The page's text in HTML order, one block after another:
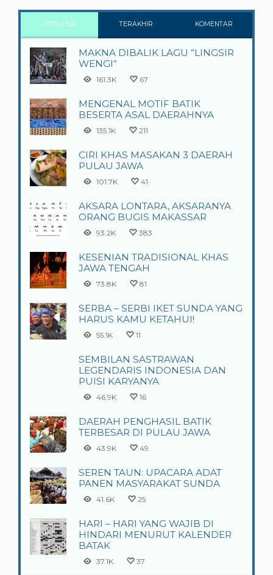
POPULER TERAKHIR KOMENTAR
MAKNA DIBALIK LAGU ”LINGSIR
WENGI”
161.3K 67
MENGENAL MOTIF BATIK
BESERTA ASAL DAERAHNYA
135.1K 211
CIRI KHAS MASAKAN 3 DAERAH
PULAU JAWA
101.7K 41
AKSARA LONTARA, AKSARANYA
ORANG BUGIS MAKASSAR
93.2K 383
KESENIAN TRADISIONAL KHAS
JAWA TENGAH
73.8K 81
SERBA – SERBI IKET SUNDA YANG
HARUS KAMU KETAHUI!
55.1K 11
SEMBILAN SASTRAWAN
LEGENDARIS INDONESIA DAN
PUISI KARYANYA
46.9K 16
DAERAH PENGHASIL BATIK
TERBESAR DI PULAU JAWA
43.9K 49
SEREN TAUN: UPACARA ADAT
PANEN MASYARAKAT SUNDA
41.6K 25
HARI – HARI YANG WAJIB DI
HINDARI MENURUT KALENDER
BATAK
37.1K 37